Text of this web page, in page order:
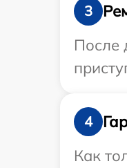
3
После
4
Как